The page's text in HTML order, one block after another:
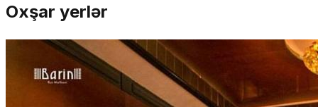
Oxşar yerlər